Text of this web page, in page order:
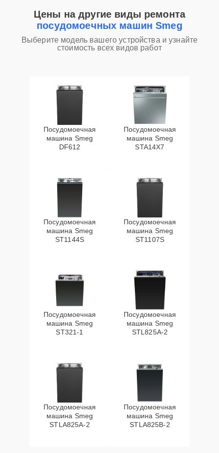
Цены на другие виды ремонта
посудомоечных машин Smeg
Выберите модель вашего устройства и узнайте
стоимость всех видов работ
Посудомоечная
машина Smeg
DF612
Посудомоечная
машина Smeg
STA14X7
Посудомоечная
машина Smeg
ST1144S
Посудомоечная
машина Smeg
ST1107S
Посудомоечная
машина Smeg
ST321-1
Посудомоечная
машина Smeg
STL825A-2
Посудомоечная
машина Smeg
STLA825A-2
Посудомоечная
машина Smeg
STLA825B-2